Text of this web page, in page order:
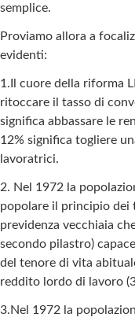
semplice.
Proviamo allora a
evidenti:
1.Il cuore della riforma
ritoccare il tasso di
significa abbassare le
12% significa togliere
lavoratrici.
2. Nel 1972 la
popolare il principio dei
previdenza vecchiaia
secondo pilastro)
del tenore di vita
reddito lordo di lavoro
3.Nel 1972 la